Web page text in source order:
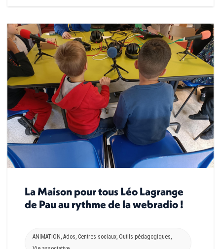
La Maison pour tous Léo Lagrange
de Pau au rythme de la webradio !
ANIMATION, Ados, Centres sociaux, Outils pédagogiques,